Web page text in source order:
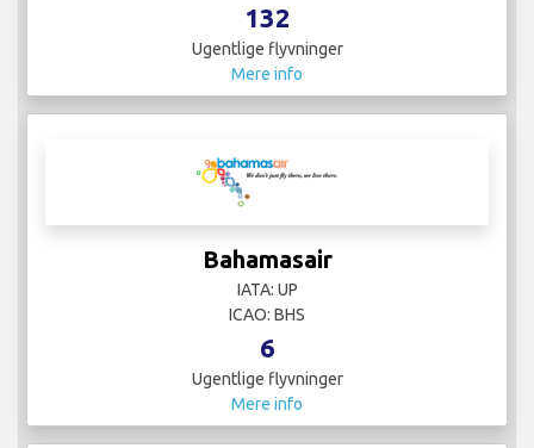
132
Ugentlige flyvninger
Mere info
Bahamasair
IATA: UP
ICAO: BHS
6
Ugentlige flyvninger
Mere info